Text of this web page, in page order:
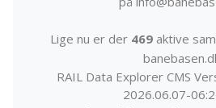
Lige nu er der 469aktive
RAIL Data Explorer CMS
2026.06.07-